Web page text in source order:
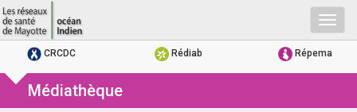
CRCDC Rédiab Répema
Médiathèque